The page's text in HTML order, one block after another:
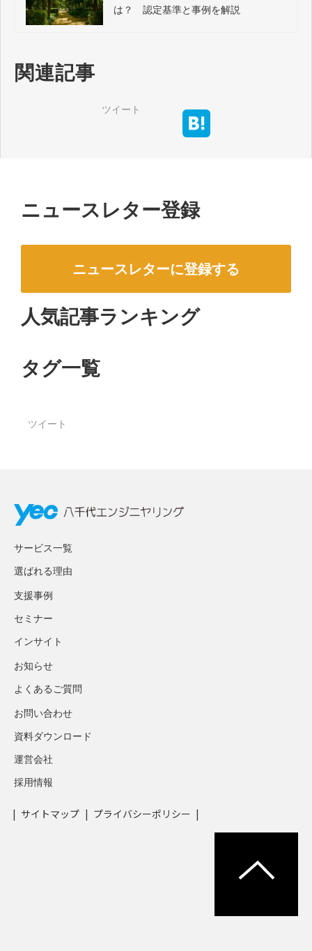
は？ 認定基準と事例を解説
関連記事
ツイート
ニュースレター登録
ニュースレターに登録する
人気記事ランキング
タグ一覧
ツイート
サービス一覧
選ばれる理由
支援事例
セミナー
インサイト
お知らせ
よくあるご質問
お問い合わせ
資料ダウンロード
運営会社
採用情報
サイトマップ プライバシーポリシー